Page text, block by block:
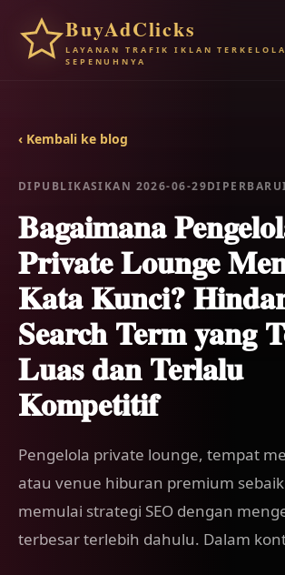
BuyAdClicks
LAYANAN TRAFIK IKLAN TERKELOLA
SEPENUHNYA
‹ Kembali ke blog
DIPUBLIKASIKAN 2026-06-29
Bagaimana
Private Lounge
Kata Kunci?
Search Term yang
Luas dan Terlalu
Kompetitif
Pengelola private lounge, tempat
atau venue hiburan premium
memulai strategi SEO dengan
terbesar terlebih dahulu. Dalam